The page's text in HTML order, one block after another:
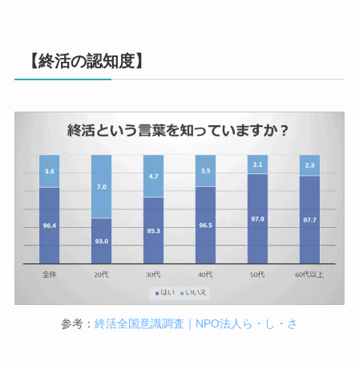
【終活の認知度】
参考： 終活全国意識調査｜NPO法人ら・し・さ